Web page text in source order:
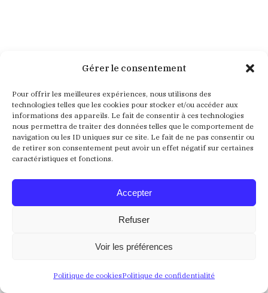
Gérer le consentement
Pour offrir les meilleures expériences, nous utilisons des
technologies telles que les cookies pour stocker et/ou accéder aux
informations des appareils. Le fait de consentir à ces technologies
nous permettra de traiter des données telles que le comportement de
navigation ou les ID uniques sur ce site. Le fait de ne pas consentir ou
de retirer son consentement peut avoir un effet négatif sur certaines
caractéristiques et fonctions.
Accepter
Refuser
Voir les préférences
Politique de cookiesPolitique de confidentialité
Aucun résultat
Nous ne trouvons pas ce que vous cherchez. La barre
de recherche pourrait vous être utile
Recherche
:
Mentions LégalesPolitique de confidentialité